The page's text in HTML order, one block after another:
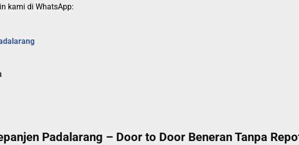
kami di WhatsApp:
Padalarang – Door to Door Beneran Tanpa